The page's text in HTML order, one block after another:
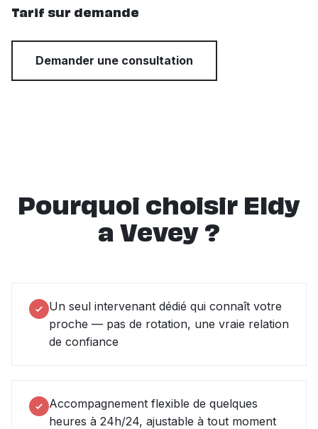
Tarif sur demande
Demander une consultation
Pourquoi choisir Eldy
a Vevey ?
Un seul intervenant dédié qui connaît votre
proche — pas de rotation, une vraie relation
de confiance
Accompagnement flexible de quelques
heures à 24h/24, ajustable à tout moment